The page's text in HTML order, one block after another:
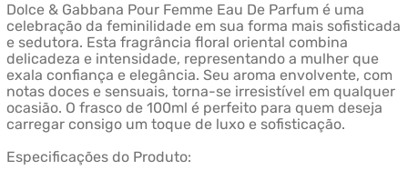
Dolce & Gabbana Pour Femme Eau De Parfum é uma
celebração da feminilidade em sua forma mais sofisticada
e sedutora. Esta fragrância floral oriental combina
delicadeza e intensidade, representando a mulher que
exala confiança e elegância. Seu aroma envolvente, com
notas doces e sensuais, torna-se irresistível em qualquer
ocasião. O frasco de 100ml é perfeito para quem deseja
carregar consigo um toque de luxo e sofisticação.
Especificações do Produto: